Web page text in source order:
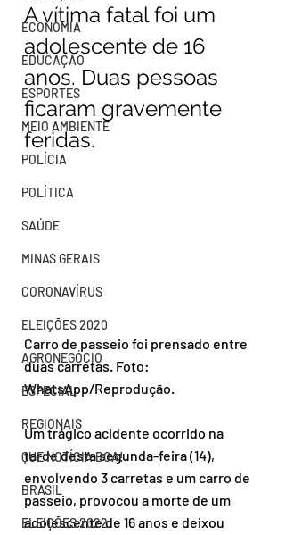
ECONOMIA
EDUCAÇÃO
ESPORTES
MEIO AMBIENTE
POLÍCIA
POLÍTICA
SAÚDE
MINAS GERAIS
CORONAVÍRUS
ELEIÇÕES 2020
AGRONEGÓCIO
ESPECIAL
REGIONAIS
QUE NOTÍCIA BOA!
BRASIL
ELEIÇÕES 2022
A vítima fatal foi um
adolescente de 16
anos. Duas pessoas
ficaram gravemente
feridas.
Carro de passeio foi prensado entre
duas carretas. Foto:
WhatsApp/Reprodução.
Um trágico acidente ocorrido na
tarde desta segunda-feira (14),
envolvendo 3 carretas e um carro de
passeio, provocou a morte de um
adolescente de 16 anos e deixou